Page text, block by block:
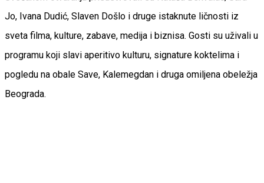
Jo, Ivana Dudić, Slaven Došlo i druge istaknute ličnosti iz
sveta filma, kulture, zabave, medija i biznisa. Gosti su uživali u
programu koji slavi aperitivo kulturu, signature koktelima i
pogledu na obale Save, Kalemegdan i druga omiljena obeležja
Beograda.